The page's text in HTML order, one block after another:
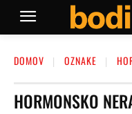
DOMOV OZNAKE
HORMONSKO